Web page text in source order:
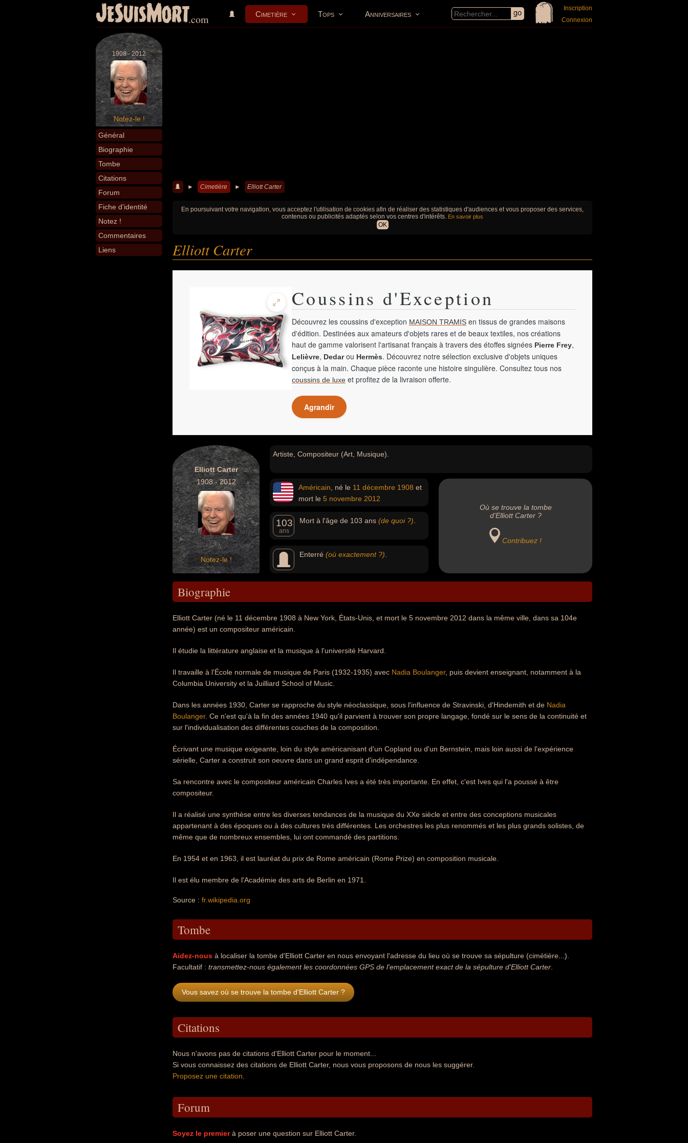
JeSuisMort.com Cimetière Tops Anniversaires
Inscription
Connexion
1908 - 2012
Notez-le !
Général
Biographie
Tombe
Citations
Forum
Fiche d'identité
Notez !
Commentaires
Liens
► Cimetière ► Elliott Carter
En poursuivant votre navigation, vous acceptez l'utilisation de cookies afin de réaliser des statistiques d'audiences et vous proposer des services,
contenus ou publicités adaptés selon vos centres d'intérêts. En savoir plus
OK
Elliott Carter
Coussins d'Exception
Découvrez les coussins d'exception MAISON TRAMIS en tissus de grandes maisons
d'édition. Destinées aux amateurs d'objets rares et de beaux textiles, nos créations
haut de gamme valorisent l'artisanat français à travers des étoffes signées Pierre Frey,
Lelièvre, Dedarou Hermès. Découvrez notre sélection exclusive d'objets uniques
conçus à la main. Chaque pièce raconte une histoire singulière. Consultez tous nos
coussins de luxe et profitez de la livraison offerte.
Agrandir
Elliott Carter
1908 - 2012
Notez-le !
Artiste, Compositeur (Art, Musique).
Américain , né le 11 décembre 1908 et
mort le 5 novembre 2012
103
ans
Mort à l'âge de 103 ans (de quoi ?)
Enterré (où exactement ?)
Où se trouve la tombe
d'Elliott Carter ?
Contribuez !
Biographie
Elliott Carter (né le 11 décembre 1908 à New York, États-Unis, et mort le 5 novembre 2012 dans la même ville, dans sa 104e
année) est un compositeur américain.
Il étudie la littérature anglaise et la musique à l'université Harvard.
Il travaille à l'École normale de musique de Paris (1932-1935) avec Nadia Boulanger, puis devient enseignant, notamment à la
Columbia University et la Juilliard School of Music.
Dans les années 1930, Carter se rapproche du style néoclassique, sous l'influence de Stravinski, d'Hindemith et de Nadia
Boulanger. Ce n'est qu'à la fin des années 1940 qu'il parvient à trouver son propre langage, fondé sur le sens de la continuité et
sur l'individualisation des différentes couches de la composition.
Écrivant une musique exigeante, loin du style américanisant d'un Copland ou d'un Bernstein, mais loin aussi de l'expérience
sérielle, Carter a construit son oeuvre dans un grand esprit d'indépendance.
Sa rencontre avec le compositeur américain Charles Ives a été très importante. En effet, c'est Ives qui l'a poussé à être
compositeur.
Il a réalisé une synthèse entre les diverses tendances de la musique du XXe siècle et entre des conceptions musicales
appartenant à des époques ou à des cultures très différentes. Les orchestres les plus renommés et les plus grands solistes, de
même que de nombreux ensembles, lui ont commandé des partitions.
En 1954 et en 1963, il est lauréat du prix de Rome américain (Rome Prize) en composition musicale.
Il est élu membre de l'Académie des arts de Berlin en 1971.
Source : fr.wikipedia.org
Tombe
Aidez-nous à localiser la tombe d'Elliott Carter en nous envoyant l'adresse du lieu où se trouve sa sépulture (cimétière...).
Facultatif : transmettez-nous également les coordonnées GPS de l'emplacement exact de la sépulture d'Elliott Carter
Vous savez où se trouve la tombe d'Elliott Carter ?
Citations
Nous n'avons pas de citations d'Elliott Carter pour le moment...
Si vous connaissez des citations de Elliott Carter, nous vous proposons de nous les suggérer.
Proposez une citation
Forum
Soyez le premierà poser une question sur Elliott Carter.